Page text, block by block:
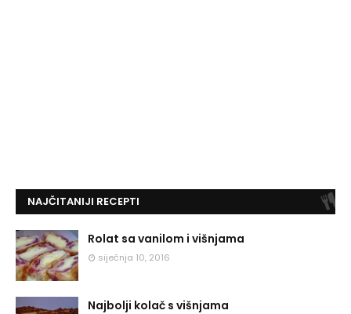
NAJČITANIJI RECEPTI
Rolat sa vanilom i višnjama
siječnja 10, 2016
Najbolji kolač s višnjama